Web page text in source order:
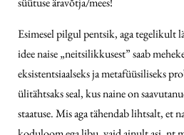
Esimesel pilgul pentsik, aga tegelikult
idee naise „neitsilikkusest” saab
eksistentsiaalseks ja metafüüsiliseks
ülitähtsaks seal, kus naine on
staatuse. Mis aga tähendab lihtsalt, et